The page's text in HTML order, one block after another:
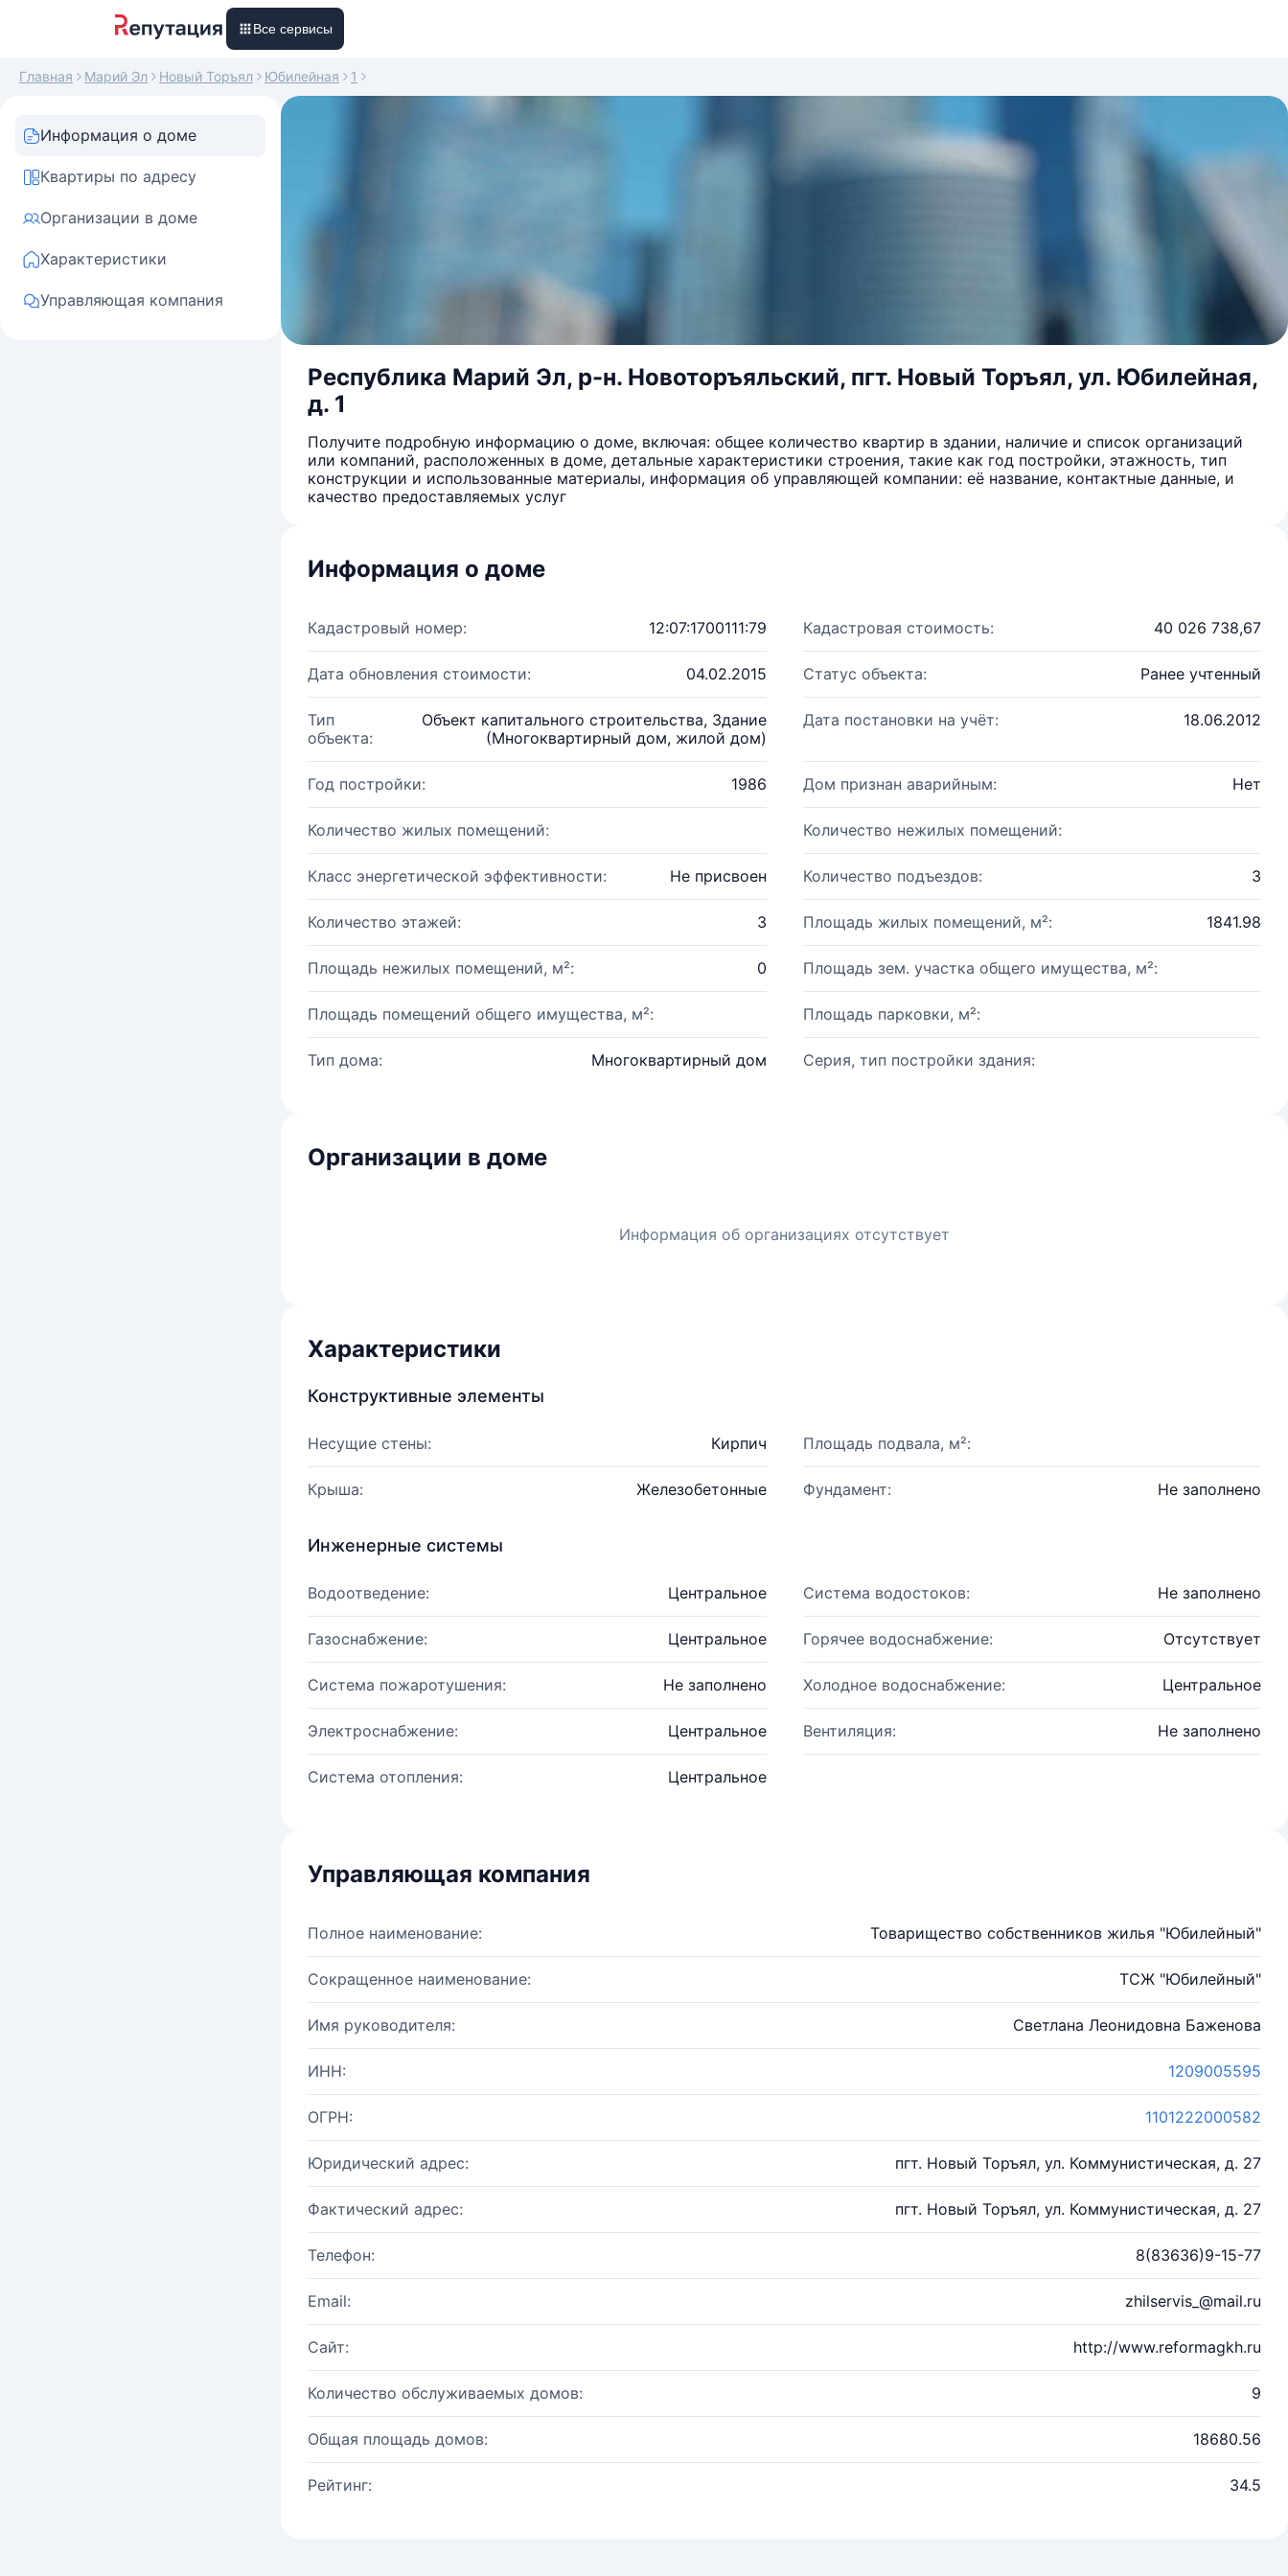
Все сервисы
Главная Марий Эл Новый Торъял Юбилейная 1
Информация о доме
Квартиры по адресу
Организации в доме
Характеристики
Управляющая компания
Республика Марий Эл, р-н. Новоторъяльский, пгт. Новый Торъял, ул. Юбилейная,
д. 1
Получите подробную информацию о доме, включая: общее количество квартир в здании, наличие и список организаций
или компаний, расположенных в доме, детальные характеристики строения, такие как год постройки, этажность, тип
конструкции и использованные материалы, информация об управляющей компании: её название, контактные данные, и
качество предоставляемых услуг
Информация о доме
Кадастровый номер: 12:07:1700111:79 Кадастровая стоимость: 40 026 738,67
Дата обновления стоимости: 04.02.2015 Статус объекта: Ранее учтенный
Тип
объекта:
Объект капитального строительства, Здание
(Многоквартирный дом, жилой дом)
Дата постановки на учёт: 18.06.2012
Год постройки: 1986 Дом признан аварийным: Нет
Количество жилых помещений: Количество нежилых помещений:
Класс энергетической эффективности: Не присвоен Количество подъездов: 3
Количество этажей: 3 Площадь жилых помещений, м²: 1841.98
Площадь нежилых помещений, м²: 0 Площадь зем. участка общего имущества, м²:
Площадь помещений общего имущества, м²: Площадь парковки, м²:
Тип дома: Многоквартирный дом Серия, тип постройки здания:
Организации в доме
Информация об организациях отсутствует
Характеристики
Конструктивные элементы
Несущие стены: Кирпич Площадь подвала, м²:
Крыша: Железобетонные Фундамент: Не заполнено
Инженерные системы
Водоотведение: Центральное Система водостоков: Не заполнено
Газоснабжение: Центральное Горячее водоснабжение: Отсутствует
Система пожаротушения: Не заполнено Холодное водоснабжение: Центральное
Электроснабжение: Центральное Вентиляция: Не заполнено
Система отопления: Центральное
Управляющая компания
Полное наименование: Товарищество собственников жилья "Юбилейный"
Сокращенное наименование: ТСЖ "Юбилейный"
Имя руководителя: Светлана Леонидовна Баженова
ИНН: 1209005595
ОГРН: 1101222000582
Юридический адрес: пгт. Новый Торъял, ул. Коммунистическая, д. 27
Фактический адрес: пгт. Новый Торъял, ул. Коммунистическая, д. 27
Телефон: 8(83636)9-15-77
Email: zhilservis_@mail.ru
Сайт: http://www.reformagkh.ru
Количество обслуживаемых домов: 9
Общая площадь домов: 18680.56
Рейтинг: 34.5